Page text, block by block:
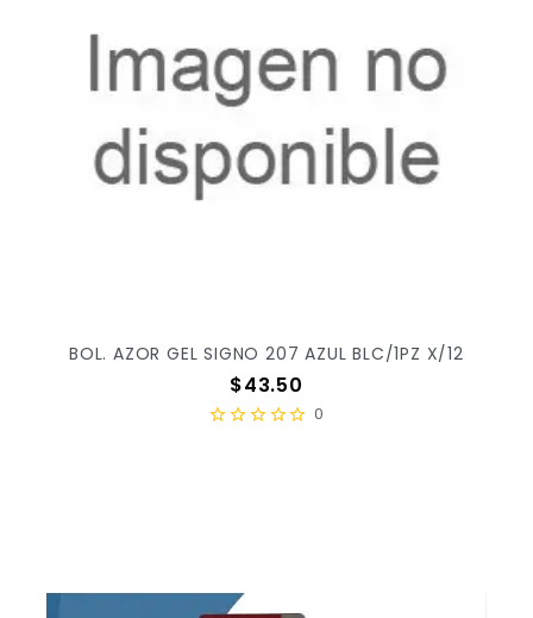
BOL. AZOR GEL SIGNO 207 AZUL BLC/1PZ X/12
Precio
$43.50
0